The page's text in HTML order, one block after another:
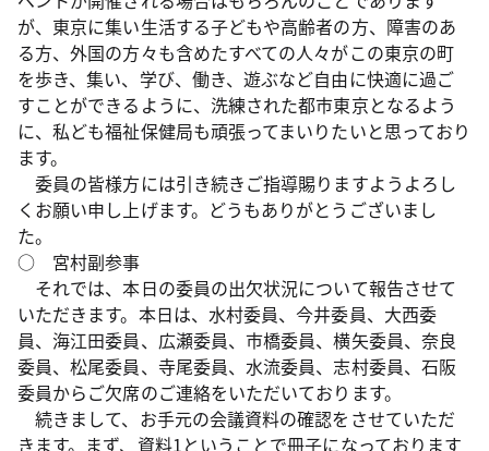
が、東京に集い生活する子どもや高齢者の方、障害のあ
る方、外国の方々も含めたすべての人々がこの東京の町
を歩き、集い、学び、働き、遊ぶなど自由に快適に過ご
すことができるように、洗練された都市東京となるよう
に、私ども福祉保健局も頑張ってまいりたいと思っており
ます。
委員の皆様方には引き続きご指導賜りますようよろし
くお願い申し上げます。どうもありがとうございまし
た。
○ 宮村副参事
それでは、本日の委員の出欠状況について報告させて
いただきます。本日は、水村委員、今井委員、大西委
員、海江田委員、広瀬委員、市橋委員、横矢委員、奈良
委員、松尾委員、寺尾委員、水流委員、志村委員、石阪
委員からご欠席のご連絡をいただいております。
続きまして、お手元の会議資料の確認をさせていただ
きます。まず、資料1ということで冊子になっております